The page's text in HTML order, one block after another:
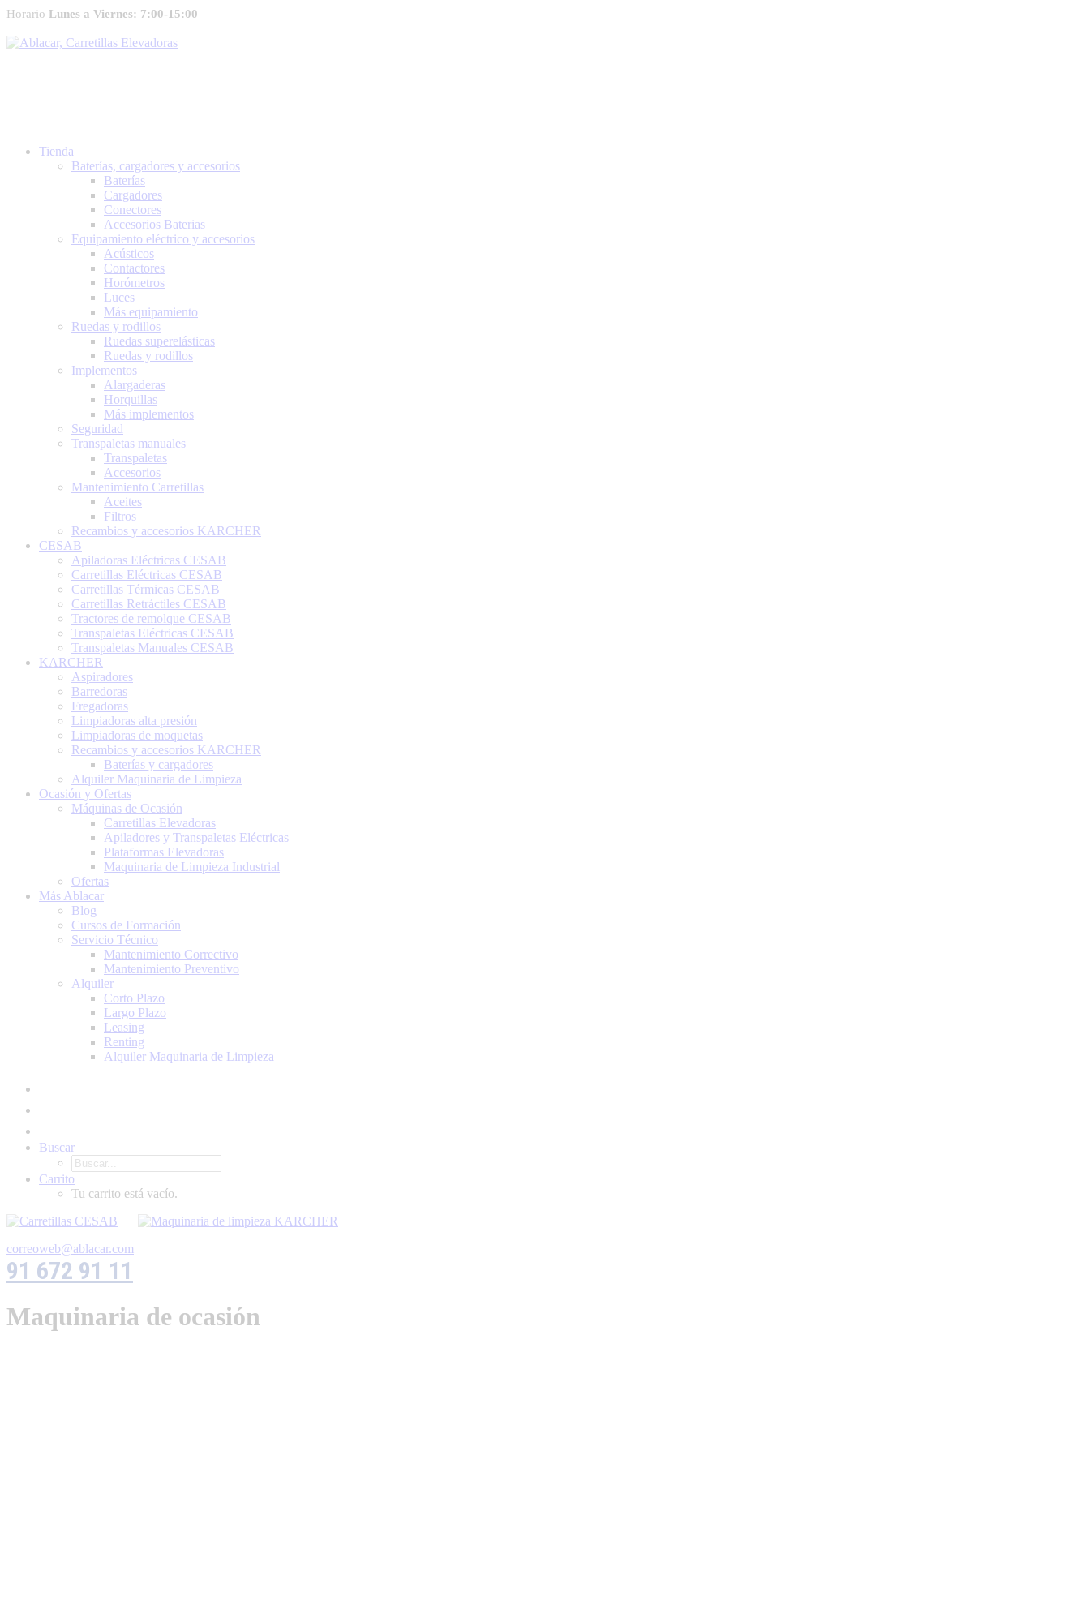
Horario Lunes a Viernes: 7:00-15:00
Tienda
Baterías, cargadores y accesorios
Baterías
Cargadores
Conectores
Accesorios Baterias
Equipamiento eléctrico y accesorios
Acústicos
Contactores
Horómetros
Luces
Más equipamiento
Ruedas y rodillos
Ruedas superelásticas
Ruedas y rodillos
Implementos
Alargaderas
Horquillas
Más implementos
Seguridad
Transpaletas manuales
Transpaletas
Accesorios
Mantenimiento Carretillas
Aceites
Filtros
Recambios y accesorios KARCHER
CESAB
Apiladoras Eléctricas CESAB
Carretillas Eléctricas CESAB
Carretillas Térmicas CESAB
Carretillas Retráctiles CESAB
Tractores de remolque CESAB
Transpaletas Eléctricas CESAB
Transpaletas Manuales CESAB
KARCHER
Aspiradores
Barredoras
Fregadoras
Limpiadoras alta presión
Limpiadoras de moquetas
Recambios y accesorios KARCHER
Baterías y cargadores
Alquiler Maquinaria de Limpieza
Ocasión y Ofertas
Máquinas de Ocasión
Carretillas Elevadoras
Apiladores y Transpaletas Eléctricas
Plataformas Elevadoras
Maquinaria de Limpieza Industrial
Ofertas
Más Ablacar
Blog
Cursos de Formación
Servicio Técnico
Mantenimiento Correctivo
Mantenimiento Preventivo
Alquiler
Corto Plazo
Largo Plazo
Leasing
Renting
Alquiler Maquinaria de Limpieza
Buscar
Carrito
Tu carrito está vacío.
correoweb@ablacar.com
91 672 91 11
Maquinaria de ocasión